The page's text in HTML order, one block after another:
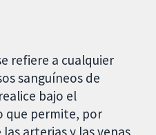
refiere a cualquier
sanguíneos de
bajo el
que permite, por